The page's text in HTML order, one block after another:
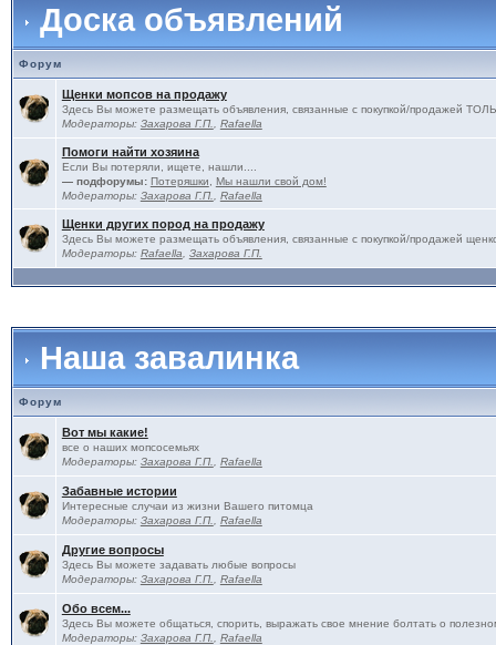
Доска объявлений
Форум
Щенки мопсов на продажу
Здесь Вы можете размещать объявления, связанные с покупкой/продажей
Модераторы: Захарова Г.П. Rafaella
Помоги найти хозяина
Если Вы потеряли, ищете, нашли....
— подфорумы: Потеряшки
Мы нашли свой дом!
Модераторы: Захарова Г.П. Rafaella
Щенки других пород на продажу
Здесь Вы можете размещать объявления, связанные с покупкой/продажей
Модераторы: Rafaella Захарова Г.П.
Наша завалинка
Форум
Вот мы какие!
все о наших мопсосемьях
Модераторы: Захарова Г.П. Rafaella
Забавные истории
Интересные случаи из жизни Вашего питомца
Модераторы: Захарова Г.П. Rafaella
Другие вопросы
Здесь Вы можете задавать любые вопросы
Модераторы: Захарова Г.П. Rafaella
Обо всем...
Здесь Вы можете общаться, спорить, выражать свое мнение болтать о
Модераторы: Захарова Г.П. Rafaella